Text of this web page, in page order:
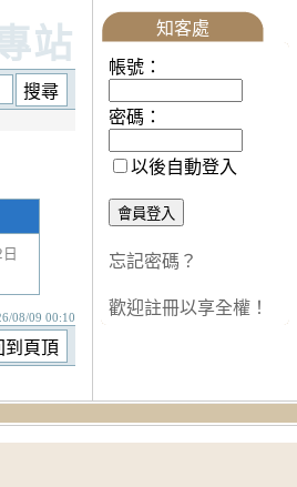
站
08/09 00:10
知客處
帳號：
密碼：
以後自動登入
忘記密碼？
歡迎註冊以享全權！